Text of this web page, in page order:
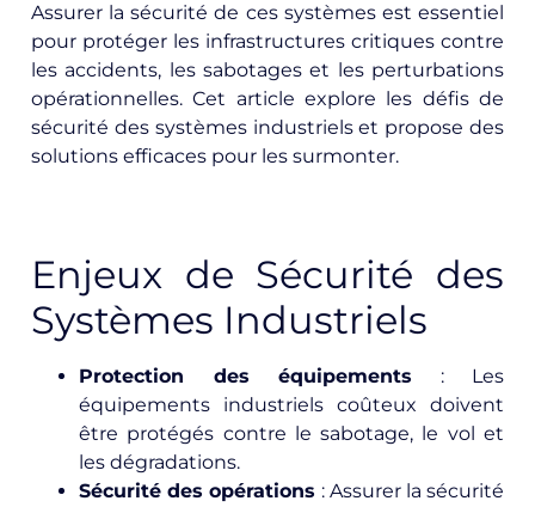
Assurer la sécurité de ces systèmes est essentiel
pour protéger les infrastructures critiques contre
les accidents, les sabotages et les perturbations
opérationnelles. Cet article explore les défis de
sécurité des systèmes industriels et propose des
solutions efficaces pour les surmonter.
Enjeux de Sécurité des
Systèmes Industriels
Protection des équipements : Les
équipements industriels coûteux doivent
être protégés contre le sabotage, le vol et
les dégradations.
Sécurité des opérations : Assurer la sécurité